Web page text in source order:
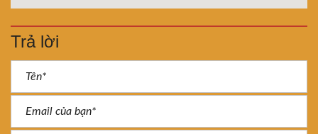
Trả lời